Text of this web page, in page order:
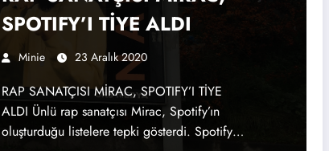
SPOTIFY’I TİYE ALDI
Minie 23 Aralık 2020
RAP SANATÇISI MİRAC, SPOTIFY’I TİYE
ALDI Ünlü rap sanatçısı Mirac, Spotify’ın
oluşturduğu listelere tepki gösterdi. Spotify…